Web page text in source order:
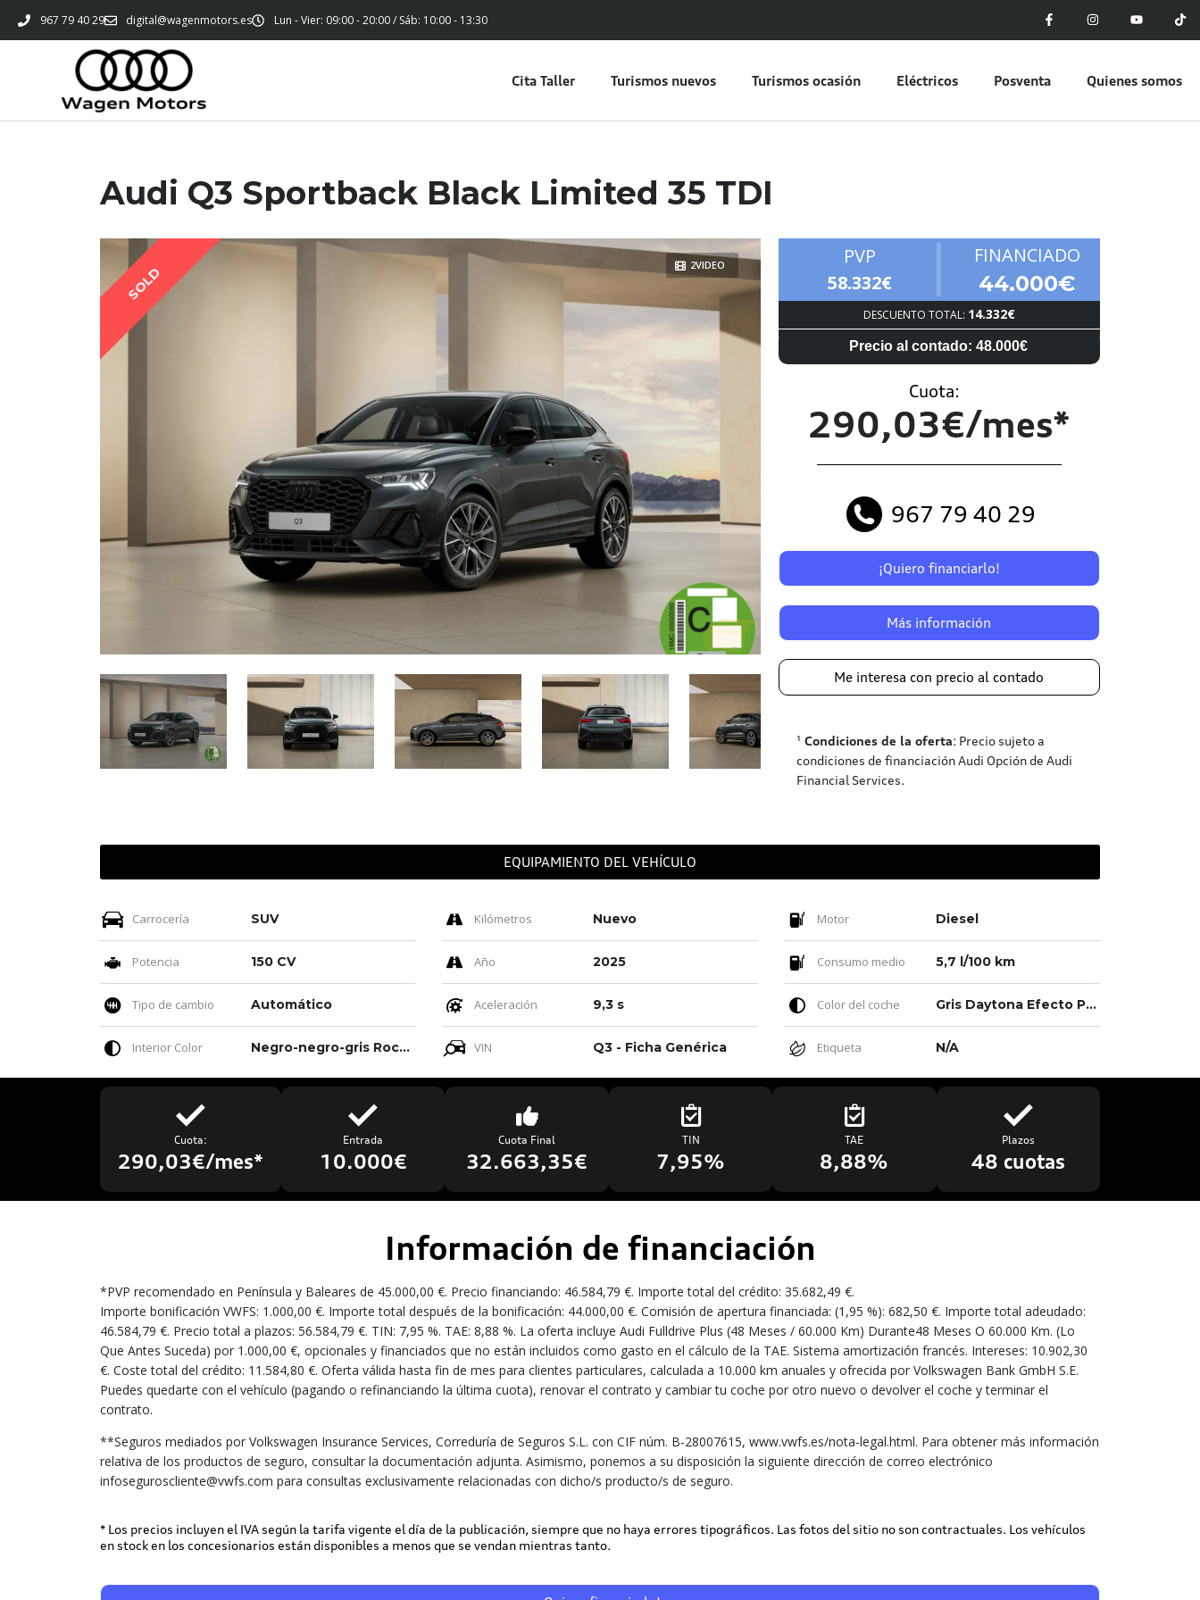
967 79 40 29 digital@wagenmotors.es Lun - Vier: 09:00 - 20:00 / Sáb: 10:00 - 13:30
Cita Taller Turismos nuevos Turismos ocasión Eléctricos Posventa Quienes somos
Audi Q3 Sportback Black Limited 35 TDI
2VIDEO
SOLD
PVP
58.332€
FINANCIADO
44.000€
DESCUENTO TOTAL: 14.332€
Precio al contado: 48.000€
Cuota:
290,03€/mes*
967 79 40 29
¡Quiero financiarlo!
Más información
Me interesa con precio al contado
¹ Condiciones de la oferta: Precio sujeto a
condiciones de financiación Audi Opción de Audi
Financial Services.
EQUIPAMIENTO DEL VEHÍCULO
Carrocería SUV Kilómetros Nuevo Motor Diesel
Potencia 150 CV Año 2025 Consumo medio 5,7 l/100 km
Tipo de cambio Automático Aceleración 9,3 s Color del coche Gris Daytona Efecto Perla
Interior Color Negro-negro-gris Roca/negro-negro/ Negro/negro VIN Q3 - Ficha Genérica Etiqueta N/A
Cuota:
290,03€/mes*
Entrada
10.000€
Cuota Final
32.663,35€
TIN
7,95%
TAE
8,88%
Plazos
48 cuotas
Información de financiación
*PVP recomendado en Península y Baleares de 45.000,00 €. Precio financiando: 46.584,79 €. Importe total del crédito: 35.682,49 €.
Importe bonificación VWFS: 1.000,00 €. Importe total después de la bonificación: 44.000,00 €. Comisión de apertura financiada: (1,95 %): 682,50 €. Importe total adeudado:
46.584,79 €. Precio total a plazos: 56.584,79 €. TIN: 7,95 %. TAE: 8,88 %. La oferta incluye Audi Fulldrive Plus (48 Meses / 60.000 Km) Durante48 Meses O 60.000 Km. (Lo
Que Antes Suceda) por 1.000,00 €, opcionales y financiados que no están incluidos como gasto en el cálculo de la TAE. Sistema amortización francés. Intereses: 10.902,30
€. Coste total del crédito: 11.584,80 €. Oferta válida hasta fin de mes para clientes particulares, calculada a 10.000 km anuales y ofrecida por Volkswagen Bank GmbH S.E.
Puedes quedarte con el vehículo (pagando o refinanciando la última cuota), renovar el contrato y cambiar tu coche por otro nuevo o devolver el coche y terminar el
contrato.
**Seguros mediados por Volkswagen Insurance Services, Correduría de Seguros S.L. con CIF núm. B-28007615, www.vwfs.es/nota-legal.html. Para obtener más información
relativa de los productos de seguro, consultar la documentación adjunta. Asimismo, ponemos a su disposición la siguiente dirección de correo electrónico
infoseguroscliente@vwfs.com para consultas exclusivamente relacionadas con dicho/s producto/s de seguro.
* Los precios incluyen el IVA según la tarifa vigente el día de la publicación, siempre que no haya errores tipográficos. Las fotos del sitio no son contractuales. Los vehículos
en stock en los concesionarios están disponibles a menos que se vendan mientras tanto.